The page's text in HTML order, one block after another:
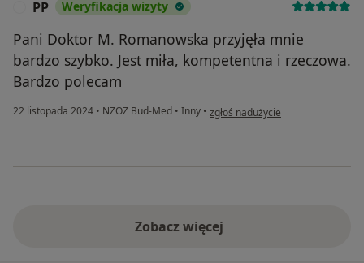
PP Weryfikacja wizyty
Pani Doktor M. Romanowska przyjęła mnie
bardzo szybko. Jest miła, kompetentna i rzeczowa.
Bardzo polecam
22 listopada 2024 • NZOZ Bud-Med • Inny • w opinii użytkownika PP
zgłoś nadużycie
Zobacz więcej